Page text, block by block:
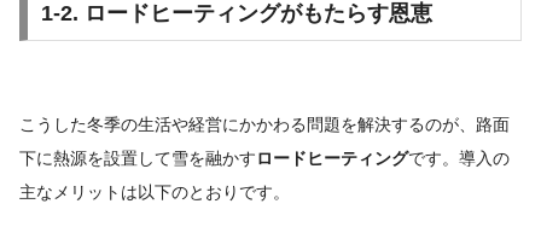
1-2. ロードヒーティングがもたらす恩恵
こうした冬季の生活や経営にかかわる問題を解決するのが、路面
下に熱源を設置して雪を融かすロードヒーティングです。導入の
主なメリットは以下のとおりです。